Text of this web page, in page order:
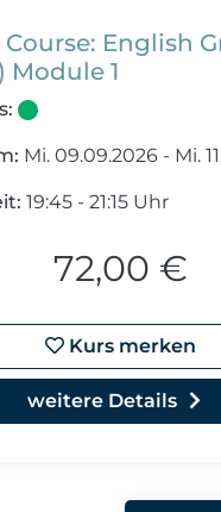
English
Module 1
Mi. 09.09.2026 - Mi.
19:45 - 21:15 Uhr
72,00 €
Kurs merken
weitere Details